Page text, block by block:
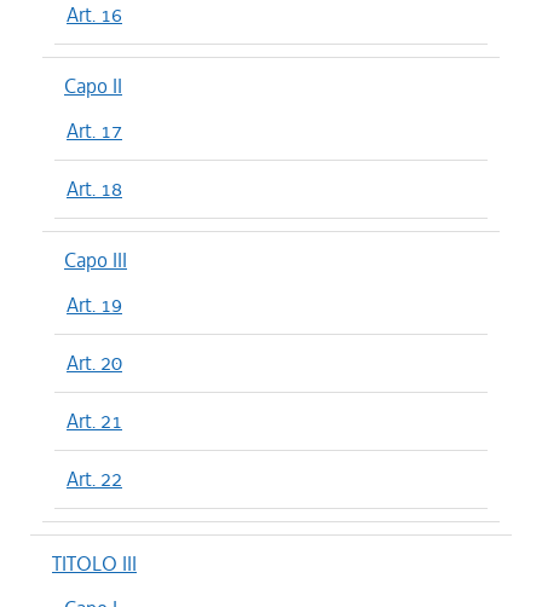
Art. 16
Capo II
Art. 17
Art. 18
Capo III
Art. 19
Art. 20
Art. 21
Art. 22
TITOLO III